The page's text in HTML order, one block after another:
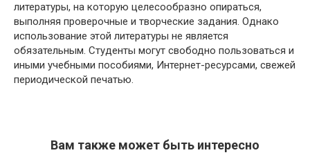
литературы, на которую целесообразно опираться,
выполняя проверочные и творческие задания. Однако
использование этой литературы не является
обязательным. Студенты могут свободно пользоваться и
иными учебными пособиями, Интернет-ресурсами, свежей
периодической печатью.
Вам также может быть интересно